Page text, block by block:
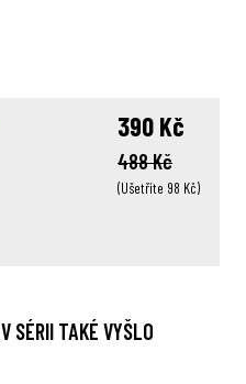
488 Kč
(Ušetříte 98 Kč)
390 Kč
V SÉRII TAKÉ VYŠLO